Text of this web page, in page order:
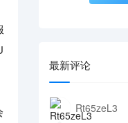
最新评论
Rt65zeL3